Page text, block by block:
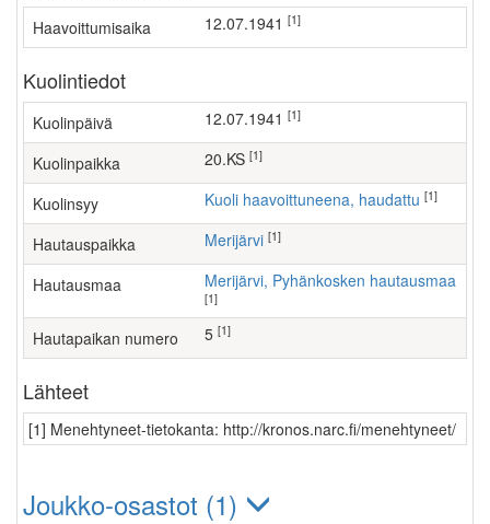
Haavoittumisaika 12.07.1941 [1]
Kuolintiedot
Kuolinpäivä 12.07.1941 [1]
Kuolinpaikka 20.KS [1]
Kuolinsyy Kuoli haavoittuneena, haudattu [1]
Hautauspaikka Merijärvi [1]
Hautausmaa Merijärvi, Pyhänkosken hautausmaa
[1]
Hautapaikan numero [1]
Lähteet
[1] Menehtyneet-tietokanta: http://kronos.narc.fi/menehtyneet/
Joukko-osastot (1)